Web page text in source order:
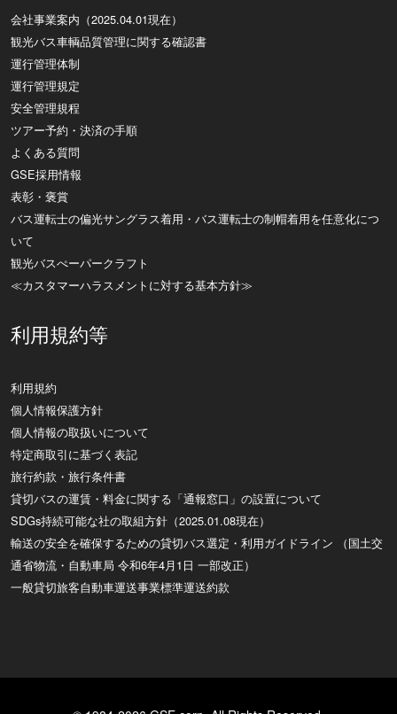
会社事業案内（2025.04.01現在）
観光バス車輌品質管理に関する確認書
運行管理体制
運行管理規定
安全管理規程
ツアー予約・決済の手順
よくある質問
GSE採用情報
表彰・褒賞
バス運転士の偏光サングラス着用・バス運転士の制帽着用を任意化につ
いて
観光バスぺーパークラフト
≪カスタマーハラスメントに対する基本方針≫
利用規約等
利用規約
個人情報保護方針
個人情報の取扱いについて
特定商取引に基づく表記
旅行約款・旅行条件書
貸切バスの運賃・料金に関する「通報窓口」の設置について
SDGs持続可能な社の取組方針（2025.01.08現在）
輸送の安全を確保するための貸切バス選定・利用ガイドライン （国土交
通省物流・自動車局 令和6年4月1日 一部改正）
一般貸切旅客自動車運送事業標準運送約款